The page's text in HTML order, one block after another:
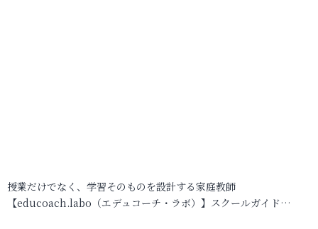
授業だけでなく、学習そのものを設計する家庭教師
【educoach.labo（エデュコーチ・ラボ）】スクールガイド…